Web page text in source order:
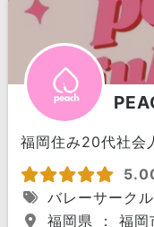
福岡住み20代社会
バレーサーク
福岡県 ： 福岡